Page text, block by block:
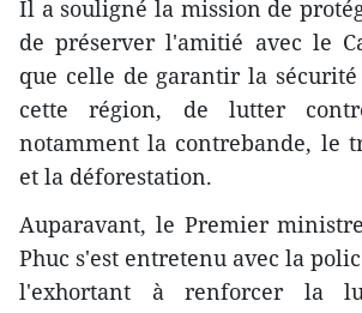
Il a souligné la mission de
de préserver l'amitié avec le
que celle de garantir la
cette région, de lutter
notamment la contrebande, le
et la déforestation.
Auparavant, le Premier
Phuc s'est entretenu avec la
l'exhortant à renforcer la